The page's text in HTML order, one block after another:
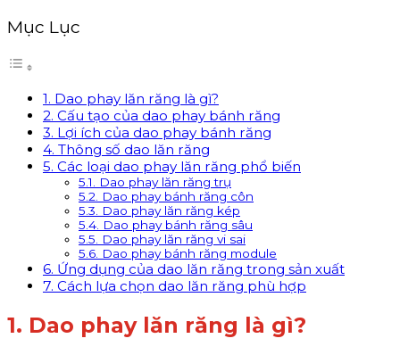
Mục Lục
1. Dao phay lăn răng là gì?
2. Cấu tạo của dao phay bánh răng
3. Lợi ích của dao phay bánh răng
4. Thông số dao lăn răng
5. Các loại dao phay lăn răng phổ biến
5.1. Dao phay lăn răng trụ
5.2. Dao phay bánh răng côn
5.3. Dao phay lăn răng kép
5.4. Dao phay bánh răng sâu
5.5. Dao phay lăn răng vi sai
5.6. Dao phay bánh răng module
6. Ứng dụng của dao lăn răng trong sản xuất
7. Cách lựa chọn dao lăn răng phù hợp
1. Dao phay lăn răng là gì?